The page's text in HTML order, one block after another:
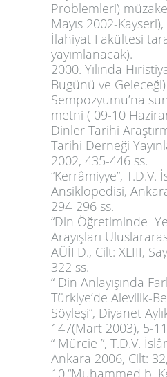
Problemleri)
Mayıs 2002-
İlahiyat Fakültesi
yayımlanacak).
2000. Yılında
Bugünü ve Geleceği)
Sempozyumu’na
metni ( 09-10
Dinler Tarihi
Tarihi Derneği
2002, 435-446 ss.
“Kerrâmiyye”, T.D.V.
Ansiklopedisi,
294-296 ss.
“Din Öğretiminde
Arayışları
AÜİFD., Cilt: XLIII,
322 ss.
“ Din Anlayışında
Türkiye’de Alevilik-
Söyleşi”, Diyanet
147(Mart 2003), 5-
“ Mürcie ”, T.D.V.
Ankara 2006, Cilt: